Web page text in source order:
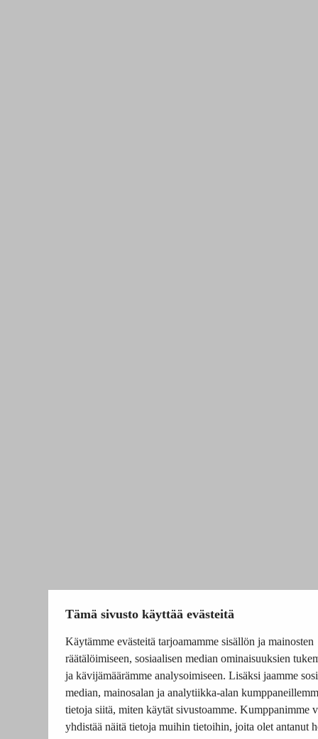
Tämä sivusto käyttää evästeitä
Käytämme evästeitä tarjoamamme sisällön ja mainosten
räätälöimiseen, sosiaalisen median ominaisuuksien
ja kävijämäärämme analysoimiseen. Lisäksi jaamme
median, mainosalan ja analytiikka-alan
tietoja siitä, miten käytät sivustoamme. Kumppanimme
yhdistää näitä tietoja muihin tietoihin, joita olet antanut